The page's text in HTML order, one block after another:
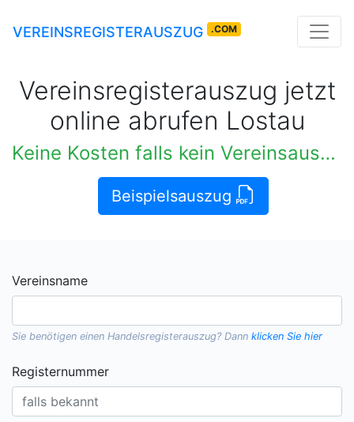
VEREINSREGISTERAUSZUG .COM
Vereinsregisterauszug jetzt
online abrufen Lostau
Keine Kosten falls kein Vereinsauszug verfügbar
Beispielsauszug
Vereinsname
Sie benötigen einen Handelsregisterauszug? Dann klicken Sie hier
Registernummer